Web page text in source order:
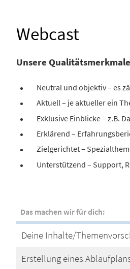
Webcast
Unsere
Neutral und objektiv – es
Aktuell – je aktueller ein
Exklusive Einblicke – z.B.
Erklärend –
Zielgerichtet –
Unterstützend – Support,
Das machen wir für dich:
Deine Inhalte/
Erstellung eines